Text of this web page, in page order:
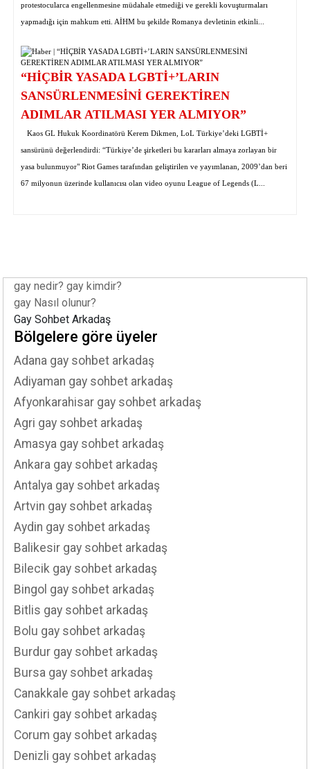
protestocularca engellenmesine müdahale etmediği ve gerekli kovuşturmaları
yapmadığı için mahkum etti. AİHM bu şekilde Romanya devletinin etkinli...
“HİÇBİR YASADA LGBTİ+’LARIN
SANSÜRLENMESİNİ GEREKTİREN
ADIMLAR ATILMASI YER ALMIYOR”
Kaos GL Hukuk Koordinatörü Kerem Dikmen, LoL Türkiye’deki LGBTİ+
sansürünü değerlendirdi: “Türkiye’de şirketleri bu kararları almaya zorlayan bir
yasa bulunmuyor" Riot Games tarafından geliştirilen ve yayımlanan, 2009’dan beri
67 milyonun üzerinde kullanıcısı olan video oyunu League of Legends (L...
gay nedir? gay kimdir?
gay Nasıl olunur?
Gay Sohbet Arkadaş
Bölgelere göre üyeler
Adana gay sohbet arkadaş
Adiyaman gay sohbet arkadaş
Afyonkarahisar gay sohbet arkadaş
Agri gay sohbet arkadaş
Amasya gay sohbet arkadaş
Ankara gay sohbet arkadaş
Antalya gay sohbet arkadaş
Artvin gay sohbet arkadaş
Aydin gay sohbet arkadaş
Balikesir gay sohbet arkadaş
Bilecik gay sohbet arkadaş
Bingol gay sohbet arkadaş
Bitlis gay sohbet arkadaş
Bolu gay sohbet arkadaş
Burdur gay sohbet arkadaş
Bursa gay sohbet arkadaş
Canakkale gay sohbet arkadaş
Cankiri gay sohbet arkadaş
Corum gay sohbet arkadaş
Denizli gay sohbet arkadaş